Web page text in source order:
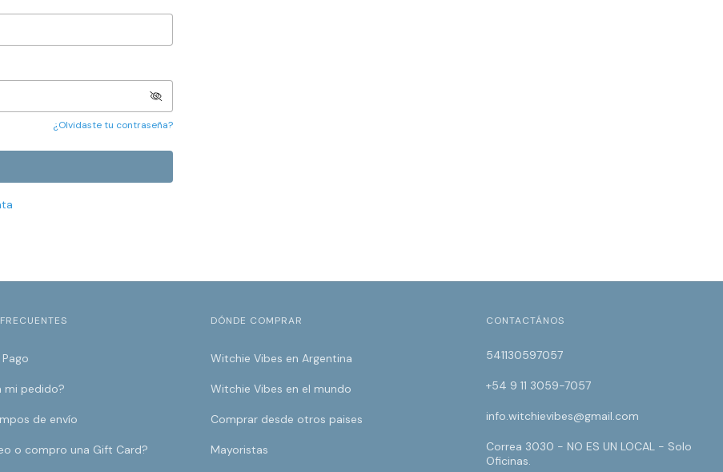
¿Olvidaste tu contraseña?
mi pedido?
de envío
o compro una Gift Card?
DÓNDE COMPRAR
Witchie Vibes en Argentina
Witchie Vibes en el mundo
Comprar desde otros paises
Mayoristas
CONTACTÁNOS
541130597057
+54 9 11 3059-7057
info.witchievibes@gmail.com
Correa 3030 - NO ES UN LOCAL - Solo
Oficinas.